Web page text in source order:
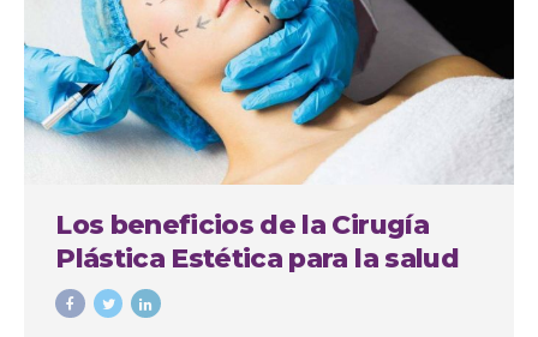
Los beneficios de la Cirugía
Plástica Estética para la salud
física y mental